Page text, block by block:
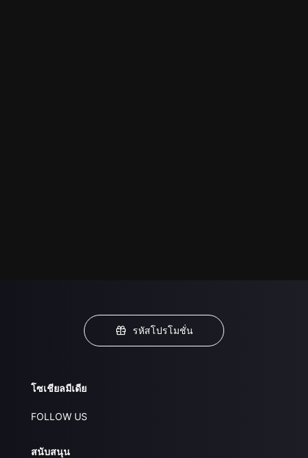
รหัสโปรโมชั่น
โซเชียลมีเดีย
FOLLOW US
สนับสนุน